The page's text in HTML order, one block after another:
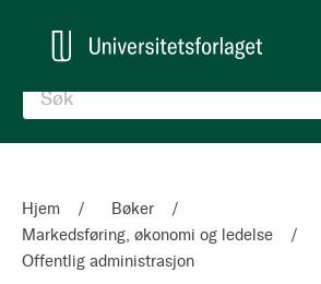
Hjem
Bøker
Markedsføring, økonomi og ledelse
Offentlig administrasjon